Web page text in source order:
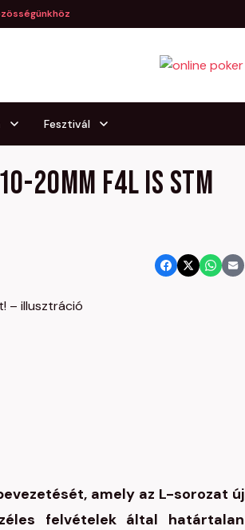
Fesztivál
20mm F4L IS STM
amely az L-sorozat új
felvételek által határtalan